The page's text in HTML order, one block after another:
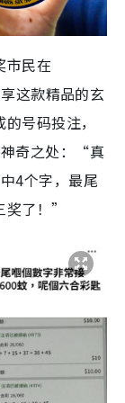
市民在
这款精品的玄
号码投注，
奇之处：“真
4个字，最尾
了！”